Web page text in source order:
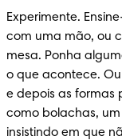
Experimente.
com uma mão, ou
mesa. Ponha
o que acontece.
e depois as formas
como bolachas,
insistindo em que